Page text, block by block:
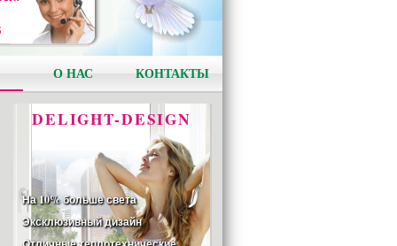
О НАС КОНТАКТЫ
DELIGHT-DESIGN
На 10% больше света
Эксклюзивный дизайн